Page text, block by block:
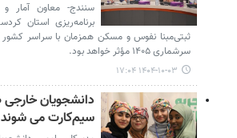
سنندج- معاون آمار
برنامه‌ریزی استان
ثبتی‌مبنا نفوس و مسکن همزمان با سراسر کشور
سرشماری ۱۴۰۵ مؤثر خواهد بود.
۱۴۰۴-۱۰-۰۳ ۱۷:۰۴
دانشجویان
سیم‌کارت می شوند